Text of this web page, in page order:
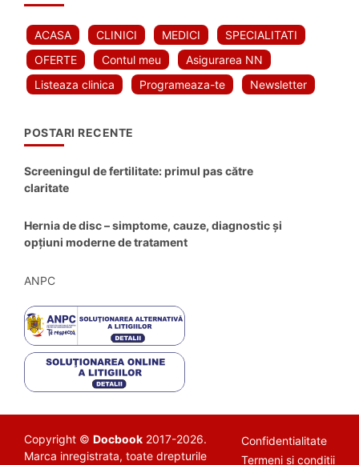
ACASA CLINICI MEDICI
SPECIALITATI
OFERTE
Contul meu
Asigurarea NN
Listeaza clinica
Programeaza-te Newsletter
POSTARI RECENTE
Screeningul de fertilitate: primul pas către
claritate
Hernia de disc – simptome, cauze, diagnostic și
opțiuni moderne de tratament
ANPC
Copyright © Docbook 2017-2026.
Marca inregistrata, toate drepturile
Confidentialitate
Termeni si conditii